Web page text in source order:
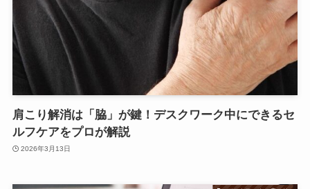
肩こり解消は「脇」が鍵！デスクワーク中にできるセ
ルフケアをプロが解説
2026年3月13日